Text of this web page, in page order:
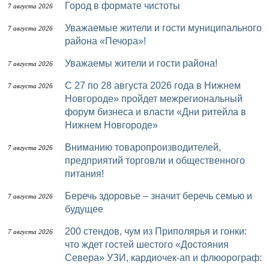
7 августа 2026 Город в формате чистоты
7 августа 2026
Уважаемые жители и гости муниципального
района «Печора»!
7 августа 2026 Уважаемы жители и гости района!
7 августа 2026
с 27 по 28 августа 2026 года в Нижнем
Новгороде» пройдет межрегиональный
форум бизнеса и власти «Дни ритейла в
Нижнем Новгороде»
7 августа 2026
Вниманию товаропроизводителей,
предприятий торговли и общественного
питания!
7 августа 2026
Беречь здоровье – значит беречь семью и
будущее
7 августа 2026
200 стендов, чум из Приполярья и гонки:
что ждет гостей шестого «Достояния
Севера» УЗИ, кардиочек-ап и флюорограф: